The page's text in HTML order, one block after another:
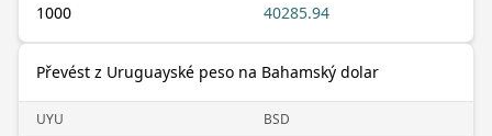
1000 40285.94
Převést z Uruguayské peso na Bahamský dolar
UYU BSD